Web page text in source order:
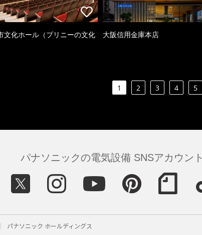
文化ホール（プリニーの文化
大阪信用金庫本店
1 2 3 4 5
パナソニックの電気設備 SNSアカウント
パナソニック ホールディングス